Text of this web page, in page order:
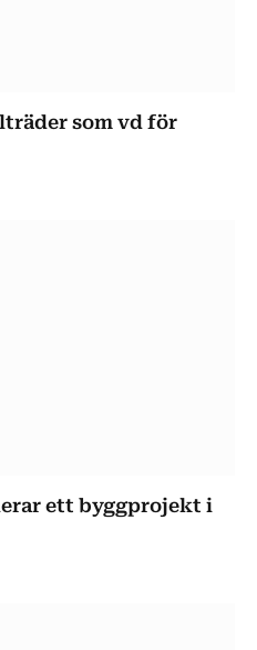
som vd för
ett byggprojekt i